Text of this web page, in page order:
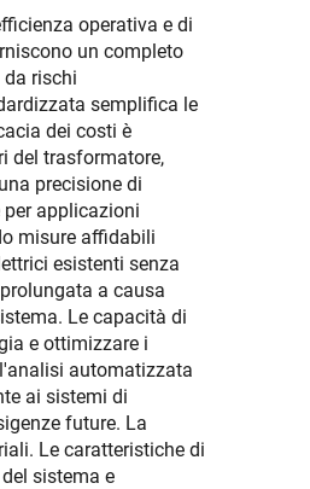
operativa e di
un completo
rischi
semplifica le
dei costi è
del trasformatore,
precisione di
applicazioni
misure affidabili
esistenti senza
a causa
Le capacità di
e ottimizzare i
automatizzata
ai sistemi di
future. La
Le caratteristiche di
sistema e